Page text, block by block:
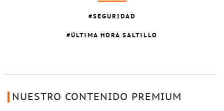
SEGURIDAD
ÚLTIMA HORA SALTILLO
NUESTRO CONTENIDO PREMIUM